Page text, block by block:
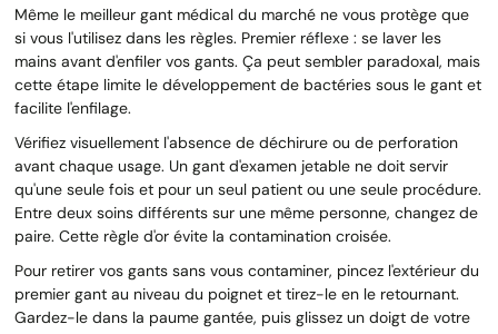
Même le meilleur gant médical du marché ne vous protège que
si vous l'utilisez dans les règles. Premier réflexe : se laver les
mains avant d'enfiler vos gants. Ça peut sembler paradoxal, mais
cette étape limite le développement de bactéries sous le gant et
facilite l'enfilage.
Vérifiez visuellement l'absence de déchirure ou de perforation
avant chaque usage. Un gant d'examen jetable ne doit servir
qu'une seule fois et pour un seul patient ou une seule procédure.
Entre deux soins différents sur une même personne, changez de
paire. Cette règle d'or évite la contamination croisée.
Pour retirer vos gants sans vous contaminer, pincez l'extérieur du
premier gant au niveau du poignet et tirez-le en le retournant.
Gardez-le dans la paume gantée, puis glissez un doigt de votre